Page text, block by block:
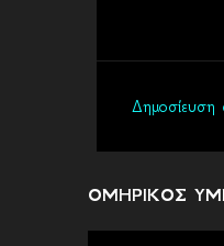
ό
Δημοσίευση
ΟΜΗΡΙΚΟΣ